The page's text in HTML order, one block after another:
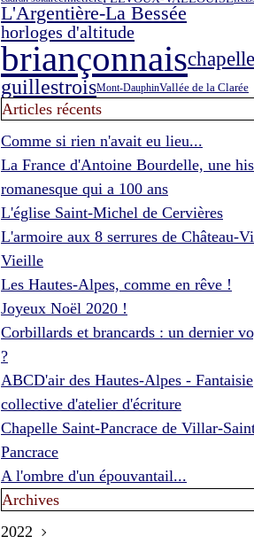
L'Argentière-La Bessée
horloges d'altitude
briançonnais
guillestroisMont-DauphinVallée de la Clarée
Articles récents
Comme si rien n'avait eu lieu...
La France d'Antoine Bourdelle, une
romanesque qui a 100 ans
L'église Saint-Michel de Cervières
L'armoire aux 8 serrures de Château-
Vieille
Les Hautes-Alpes, comme en rêve !
Joyeux Noël 2020 !
Corbillards et brancards : un dernier
?
ABCD'air des Hautes-Alpes - Fantaisie
collective d'atelier d'écriture
Chapelle Saint-Pancrace de Villar-
Pancrace
A l'ombre d'un épouvantail...
Archives
2022